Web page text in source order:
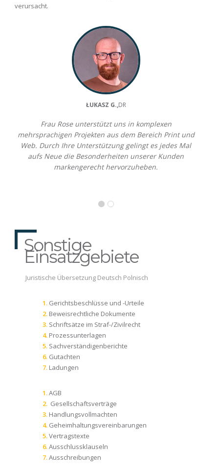
verursacht.
ŁUKASZ G.,DR
Frau Rose unterstützt uns in komplexen
mehrsprachigen Projekten aus dem Bereich Print und
Web. Durch Ihre Unterstützung gelingt es jedes Mal
aufs Neue die Besonderheiten unserer Kunden
markengerecht hervorzuheben.
Sonstige
Einsatzgebiete
Juristische Übersetzung Deutsch Polnisch
Gerichtsbeschlüsse und -Urteile
Beweisrechtliche Dokumente
Schriftsätze im Straf-/Zivilrecht
Prozessunterlagen
Sachverständigenberichte
Gutachten
Ladungen
AGB
Gesellschaftsverträge
Handlungsvollmachten
Geheimhaltungsvereinbarungen
Vertragstexte
Ausschlussklauseln
Ausschreibungen